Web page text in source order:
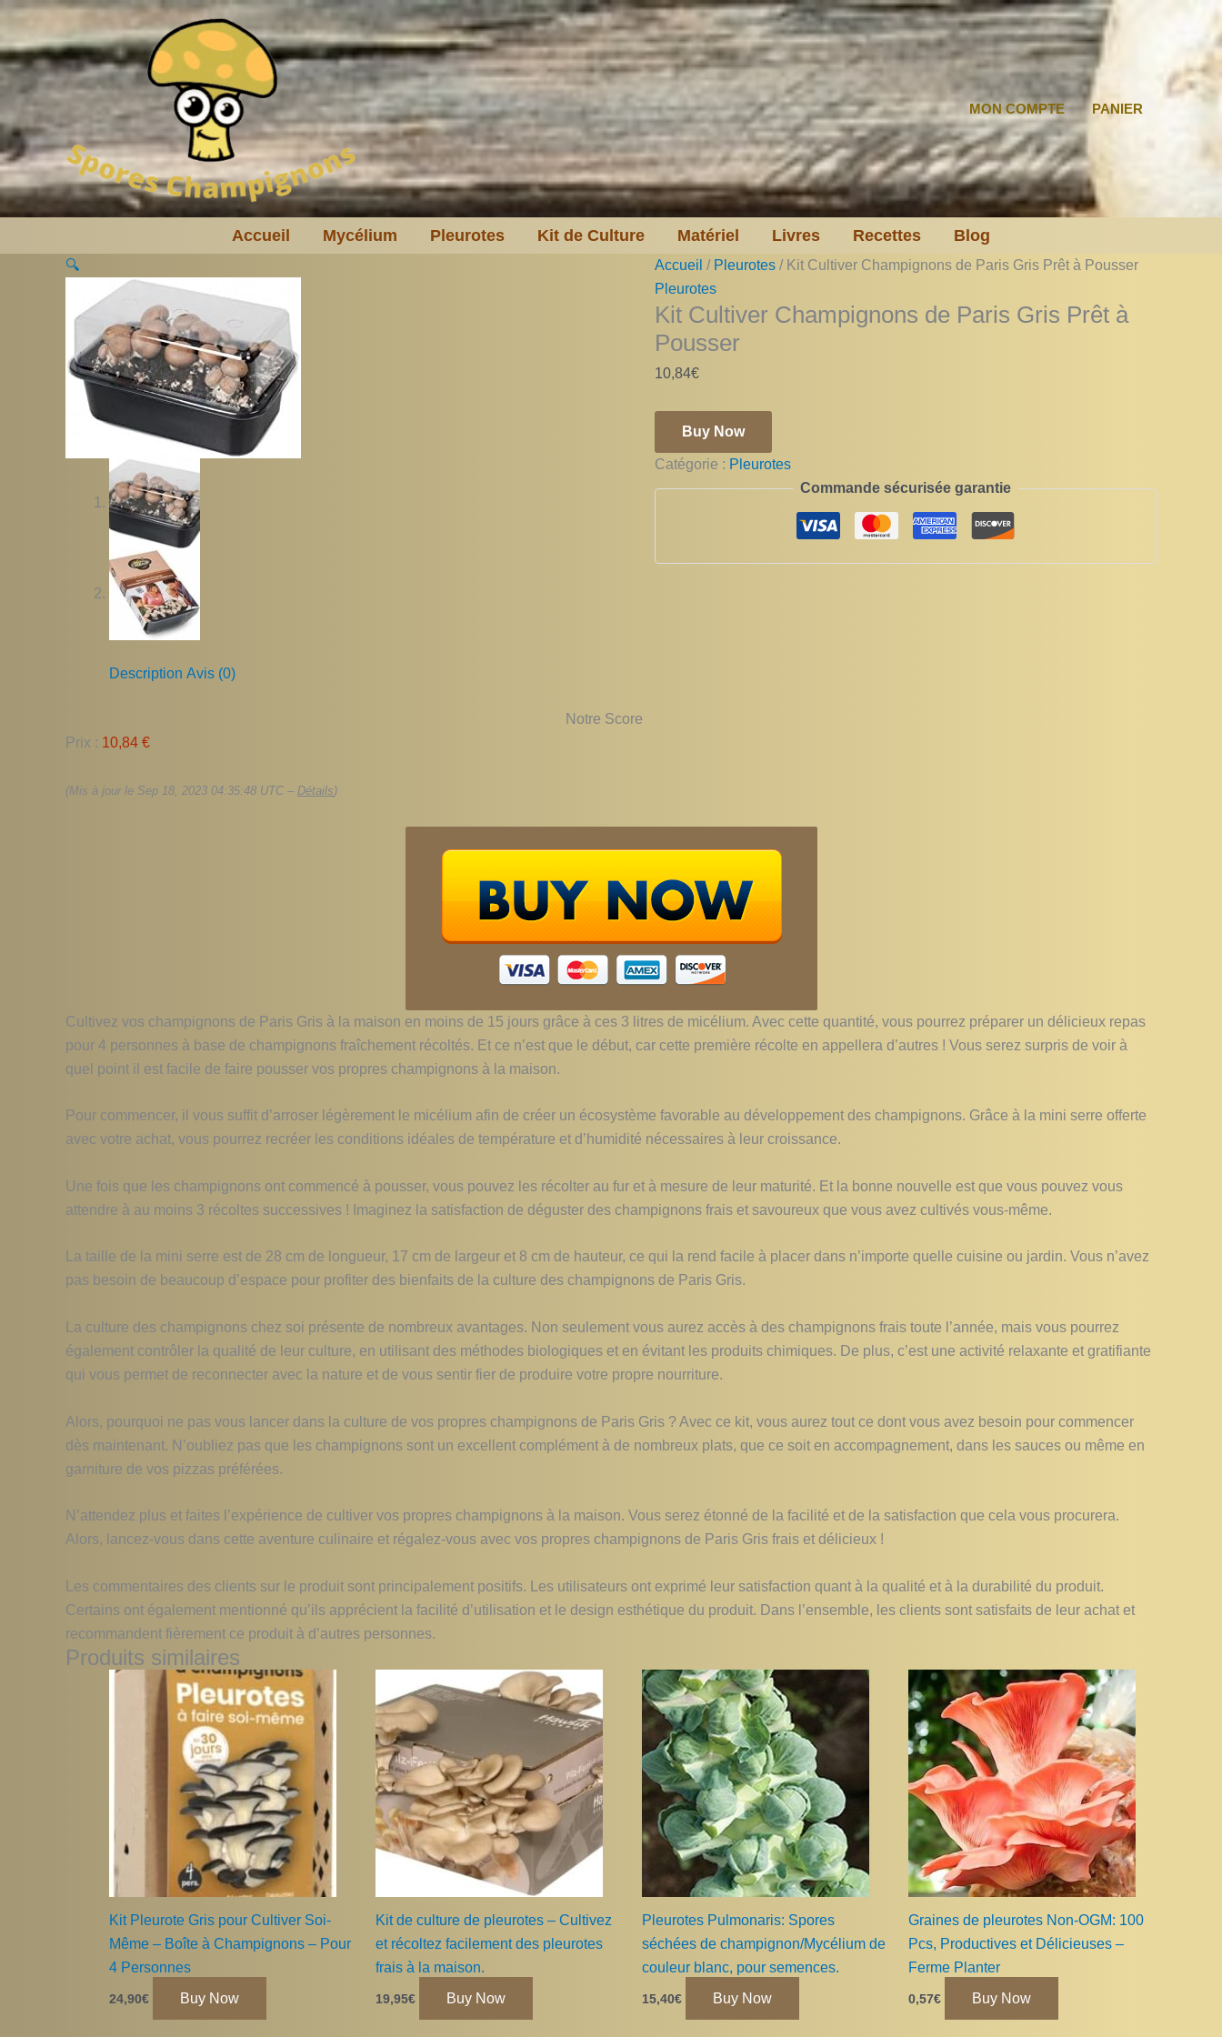
Aller
contenu
MON COMPTE PANIER
Accueil Mycélium Pleurotes Kit de Culture Matériel Livres Recettes Blog
🔍 Accueil / Pleurotes / Kit Cultiver Champignons de Paris Gris Prêt à Pousser
Pleurotes
Kit Cultiver Champignons de Paris Gris Prêt à
Pousser
10,84€
Buy Now
Catégorie : Pleurotes
Commande sécurisée garantie
Description Avis (0)
Notre Score
Prix : 10,84 €
(Mis à jour le Sep 18, 2023 04:35:48 UTC – Détails)
Cultivez vos champignons de Paris Gris à la maison en moins de 15 jours grâce à ces 3 litres de micélium. Avec cette quantité, vous pourrez préparer un délicieux repas
pour 4 personnes à base de champignons fraîchement récoltés. Et ce n’est que le début, car cette première récolte en appellera d’autres ! Vous serez surpris de voir à
quel point il est facile de faire pousser vos propres champignons à la maison.
Pour commencer, il vous suffit d’arroser légèrement le micélium afin de créer un écosystème favorable au développement des champignons. Grâce à la mini serre offerte
avec votre achat, vous pourrez recréer les conditions idéales de température et d’humidité nécessaires à leur croissance.
Une fois que les champignons ont commencé à pousser, vous pouvez les récolter au fur et à mesure de leur maturité. Et la bonne nouvelle est que vous pouvez vous
attendre à au moins 3 récoltes successives ! Imaginez la satisfaction de déguster des champignons frais et savoureux que vous avez cultivés vous-même.
La taille de la mini serre est de 28 cm de longueur, 17 cm de largeur et 8 cm de hauteur, ce qui la rend facile à placer dans n’importe quelle cuisine ou jardin. Vous n’avez
pas besoin de beaucoup d’espace pour profiter des bienfaits de la culture des champignons de Paris Gris.
La culture des champignons chez soi présente de nombreux avantages. Non seulement vous aurez accès à des champignons frais toute l’année, mais vous pourrez
également contrôler la qualité de leur culture, en utilisant des méthodes biologiques et en évitant les produits chimiques. De plus, c’est une activité relaxante et gratifiante
qui vous permet de reconnecter avec la nature et de vous sentir fier de produire votre propre nourriture.
Alors, pourquoi ne pas vous lancer dans la culture de vos propres champignons de Paris Gris ? Avec ce kit, vous aurez tout ce dont vous avez besoin pour commencer
dès maintenant. N’oubliez pas que les champignons sont un excellent complément à de nombreux plats, que ce soit en accompagnement, dans les sauces ou même en
garniture de vos pizzas préférées.
N’attendez plus et faites l’expérience de cultiver vos propres champignons à la maison. Vous serez étonné de la facilité et de la satisfaction que cela vous procurera.
Alors, lancez-vous dans cette aventure culinaire et régalez-vous avec vos propres champignons de Paris Gris frais et délicieux !
Les commentaires des clients sur le produit sont principalement positifs. Les utilisateurs ont exprimé leur satisfaction quant à la qualité et à la durabilité du produit.
Certains ont également mentionné qu’ils apprécient la facilité d’utilisation et le design esthétique du produit. Dans l’ensemble, les clients sont satisfaits de leur achat et
recommandent fièrement ce produit à d’autres personnes.
Produits similaires
Kit Pleurote Gris pour Cultiver Soi-
Même – Boîte à Champignons – Pour
4 Personnes
24,90€ Buy Now
Kit de culture de pleurotes – Cultivez
et récoltez facilement des pleurotes
frais à la maison.
19,95€ Buy Now
Pleurotes Pulmonaris: Spores
séchées de champignon/Mycélium de
couleur blanc, pour semences.
15,40€ Buy Now
Graines de pleurotes Non-OGM: 100
Pcs, Productives et Délicieuses –
Ferme Planter
0,57€ Buy Now